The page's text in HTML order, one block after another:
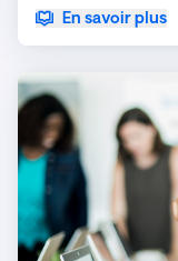
En savoir plus